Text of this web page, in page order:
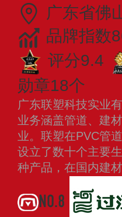
广东省佛
品牌指数
评分9.4
勋章18个
广东联塑科技实业
业务涵盖管道、建
业。联塑在PVC管
设立了数十个主要
种产品，在国内建
NO.8